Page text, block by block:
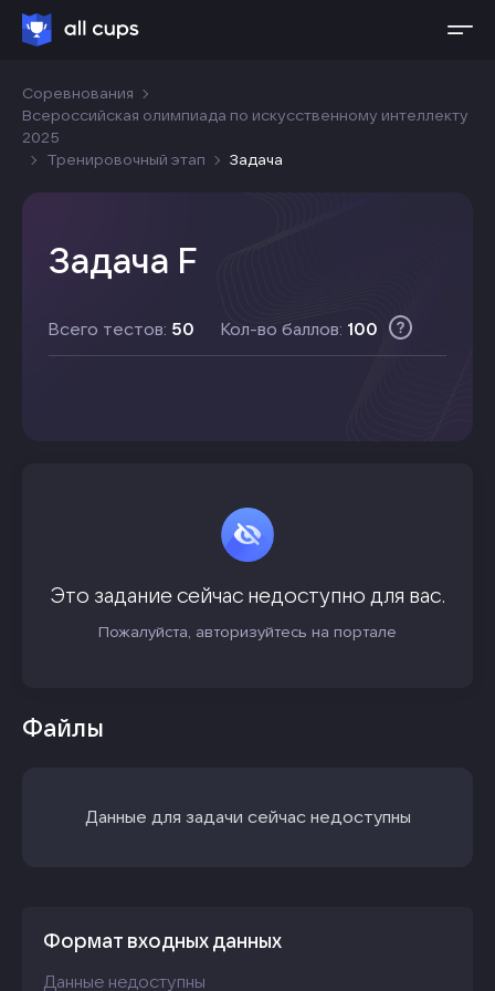
Соревнования
Всероссийская олимпиада по искусственному интеллекту
2025
Тренировочный этап
Задача
Задача F
Всего тестов: 50 Кол-во баллов: 100
Это задание сейчас недоступно для вас.
Пожалуйста, авторизуйтесь на портале
Файлы
Данные для задачи сейчас недоступны
Формат входных данных
Данные недоступны